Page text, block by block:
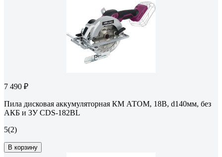
7 490 ₽
Пила дисковая аккумуляторная КМ АТОМ, 18В, d140мм, без
АКБ и ЗУ СDS-182BL
5(2)
В корзину